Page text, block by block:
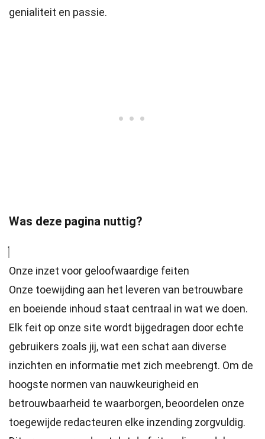
genialiteit en passie.
Was deze pagina nuttig?
Onze inzet voor geloofwaardige feiten
Onze toewijding aan het leveren van betrouwbare
en boeiende inhoud staat centraal in wat we doen.
Elk feit op onze site wordt bijgedragen door echte
gebruikers zoals jij, wat een schat aan diverse
inzichten en informatie met zich meebrengt. Om de
hoogste normen van nauwkeurigheid en
betrouwbaarheid te waarborgen, beoordelen onze
toegewijde redacteuren elke inzending zorgvuldig.